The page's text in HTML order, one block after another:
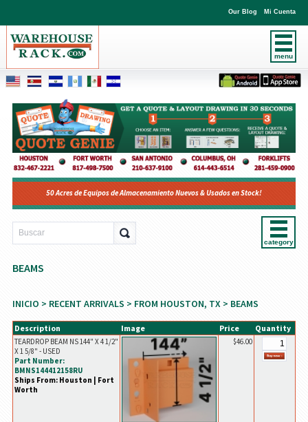
menu
Our Blog Mi Cuenta
50 Acres de Equipos de Almacenamiento Nuevos & Usados en Stock!
category
BEAMS
INICIO > RECENT ARRIVALS > FROM HOUSTON, TX> BEAMS
Description Image Price Quantity
TEARDROP BEAM NS 144" X 4 1/2"
X 1 5/8" - USED
Part Number:
BMNS144412158RU
Ships From: Houston | Fort
Worth
$46.00